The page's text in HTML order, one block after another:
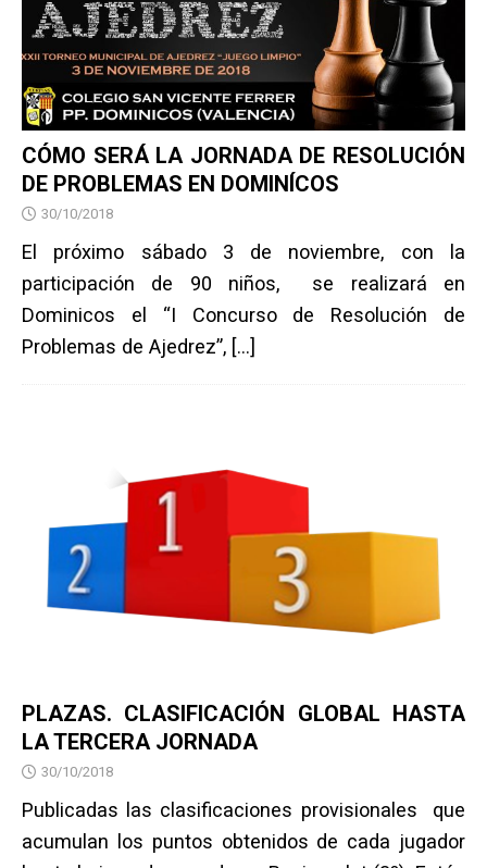
CÓMO SERÁ LA JORNADA DE RESOLUCIÓN
DE PROBLEMAS EN DOMINÍCOS
30/10/2018
El próximo sábado 3 de noviembre, con la
participación de 90 niños, se realizará en
Dominicos el “I Concurso de Resolución de
Problemas de Ajedrez”, […]
PLAZAS. CLASIFICACIÓN GLOBAL HASTA
LA TERCERA JORNADA
30/10/2018
Publicadas las clasificaciones provisionales que
acumulan los puntos obtenidos de cada jugador